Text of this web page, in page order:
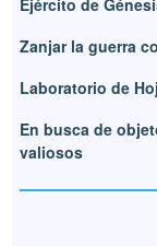
Ejército de
Zanjar la guerra
Laboratorio de
En busca de
valiosos